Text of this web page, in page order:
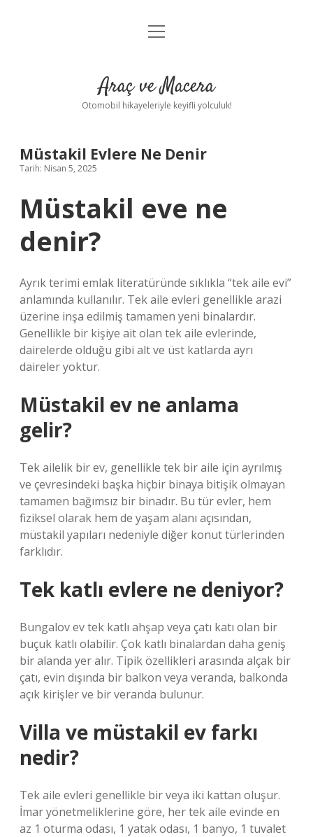
Anasayfa
Yasal Uyarı
menüyü
Araç ve Macera
Otomobil hikayeleriyle keyifli yolculuk!
Müstakil Evlere Ne Denir
Tarih: Nisan 5, 2025
Müstakil eve ne
denir?
Ayrık terimi emlak literatüründe sıklıkla “tek aile evi”
anlamında kullanılır. Tek aile evleri genellikle arazi
üzerine inşa edilmiş tamamen yeni binalardır.
Genellikle bir kişiye ait olan tek aile evlerinde,
dairelerde olduğu gibi alt ve üst katlarda ayrı
daireler yoktur.
Müstakil ev ne anlama
gelir?
Tek ailelik bir ev, genellikle tek bir aile için ayrılmış
ve çevresindeki başka hiçbir binaya bitişik olmayan
tamamen bağımsız bir binadır. Bu tür evler, hem
fiziksel olarak hem de yaşam alanı açısından,
müstakil yapıları nedeniyle diğer konut türlerinden
farklıdır.
Tek katlı evlere ne deniyor?
Bungalov ev tek katlı ahşap veya çatı katı olan bir
buçuk katlı olabilir. Çok katlı binalardan daha geniş
bir alanda yer alır. Tipik özellikleri arasında alçak bir
çatı, evin dışında bir balkon veya veranda, balkonda
açık kirişler ve bir veranda bulunur.
Villa ve müstakil ev farkı
nedir?
Tek aile evleri genellikle bir veya iki kattan oluşur.
İmar yönetmeliklerine göre, her tek aile evinde en
az 1 oturma odası, 1 yatak odası, 1 banyo, 1 tuvalet